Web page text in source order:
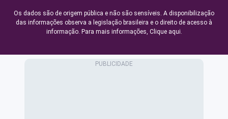
Os dados são de origem pública e não são sensíveis. A disponibilização
das informações observa a legislação brasileira e o direito de acesso à
informação. Para mais informações, Clique aqui.